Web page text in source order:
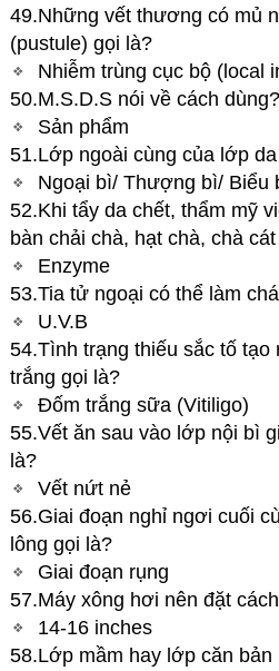
49.Những vết thương có mủ
(pustule) gọi là?
Nhiễm trùng cục bộ (local
50.M.S.D.S nói về cách dùng?
Sản phẩm
51.Lớp ngoài cùng của lớp
Ngoại bì/ Thượng bì/ Biểu
52.Khi tẩy da chết, thẩm mỹ
bàn chải chà, hạt chà, chà
Enzyme
53.Tia tử ngoại có thể làm
U.V.B
54.Tình trạng thiếu sắc tố tạo
trắng gọi là?
Đốm trắng sữa (Vitiligo)
55.Vết ăn sau vào lớp nội bì
là?
Vết nứt nẻ
56.Giai đoạn nghỉ ngơi cuối
lông gọi là?
Giai đoạn rụng
57.Máy xông hơi nên đặt
14-16 inches
58.Lớp mầm hay lớp căn